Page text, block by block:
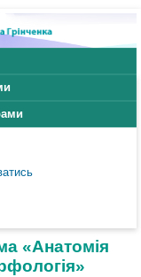
«Анатомія